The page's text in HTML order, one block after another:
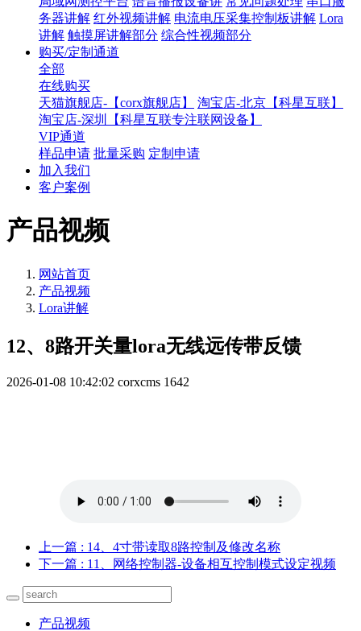
务器讲解 红外视频讲解 电流电压采集控制板讲解 Lora
讲解 触摸屏讲解部分 综合性视频部分
购买/定制通道
全部
在线购买
天猫旗舰店-【corx旗舰店】
淘宝店-北京【科星互联】
淘宝店-深圳【科星互联专注联网设备】
VIP通道
样品申请 批量采购 定制申请
加入我们
客户案例
产品视频
网站首页
产品视频
Lora讲解
12、8路开关量lora无线远传带反馈
2026-01-08 10:42:02 corxcms 1642
上一篇 : 14、4寸带读取8路控制及修改名称
下一篇 : 11、网络控制器-设备相互控制模式设定视频
产品视频